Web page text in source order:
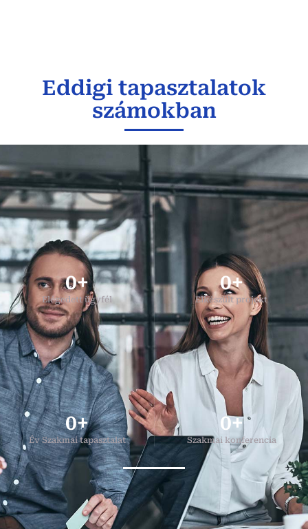
Eddigi tapasztalatok
számokban
Elégedett ügyfél
0+
Elkészült projekt
0+
Év Szakmai tapasztalat
0+
Szakmai konferencia
0+